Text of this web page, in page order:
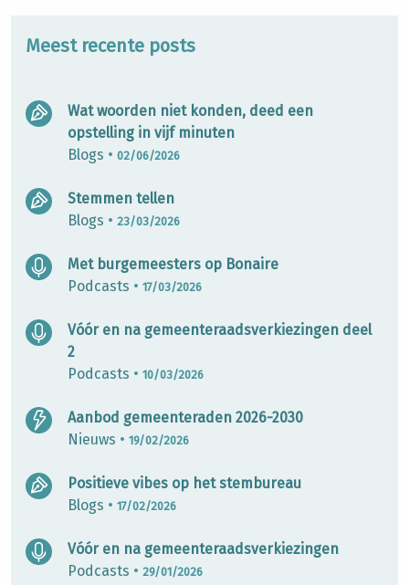
Meest recente posts
Wat woorden niet konden, deed een
opstelling in vijf minuten
Blogs • 02/06/2026
Stemmen tellen
Blogs • 23/03/2026
Met burgemeesters op Bonaire
Podcasts • 17/03/2026
Vóór en na gemeenteraadsverkiezingen deel
2
Podcasts • 10/03/2026
Aanbod gemeenteraden 2026-2030
Nieuws • 19/02/2026
Positieve vibes op het stembureau
Blogs • 17/02/2026
Vóór en na gemeenteraadsverkiezingen
Podcasts • 29/01/2026